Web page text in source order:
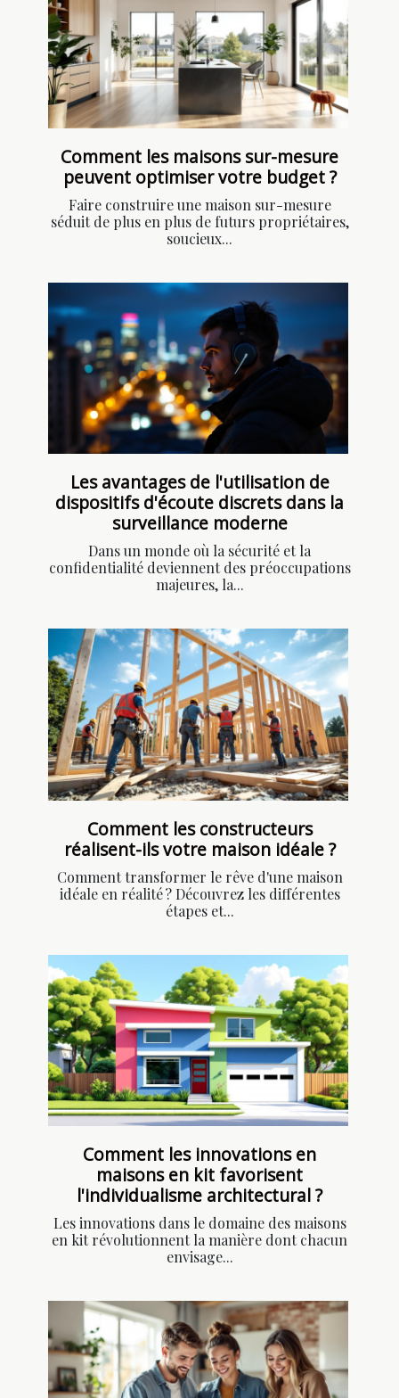
Comment les maisons sur-mesure
peuvent optimiser votre budget ?
Faire construire une maison sur-mesure
séduit de plus en plus de futurs propriétaires,
soucieux...
Les avantages de l'utilisation de
dispositifs d'écoute discrets dans la
surveillance moderne
Dans un monde où la sécurité et la
confidentialité deviennent des préoccupations
majeures, la...
Comment les constructeurs
réalisent-ils votre maison idéale ?
Comment transformer le rêve d'une maison
idéale en réalité ? Découvrez les différentes
étapes et...
Comment les innovations en
maisons en kit favorisent
l'individualisme architectural ?
Les innovations dans le domaine des maisons
en kit révolutionnent la manière dont chacun
envisage...